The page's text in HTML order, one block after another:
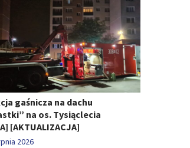
gaśnicza na dachu
na os. Tysiąclecia
[AKTUALIZACJA]
2026